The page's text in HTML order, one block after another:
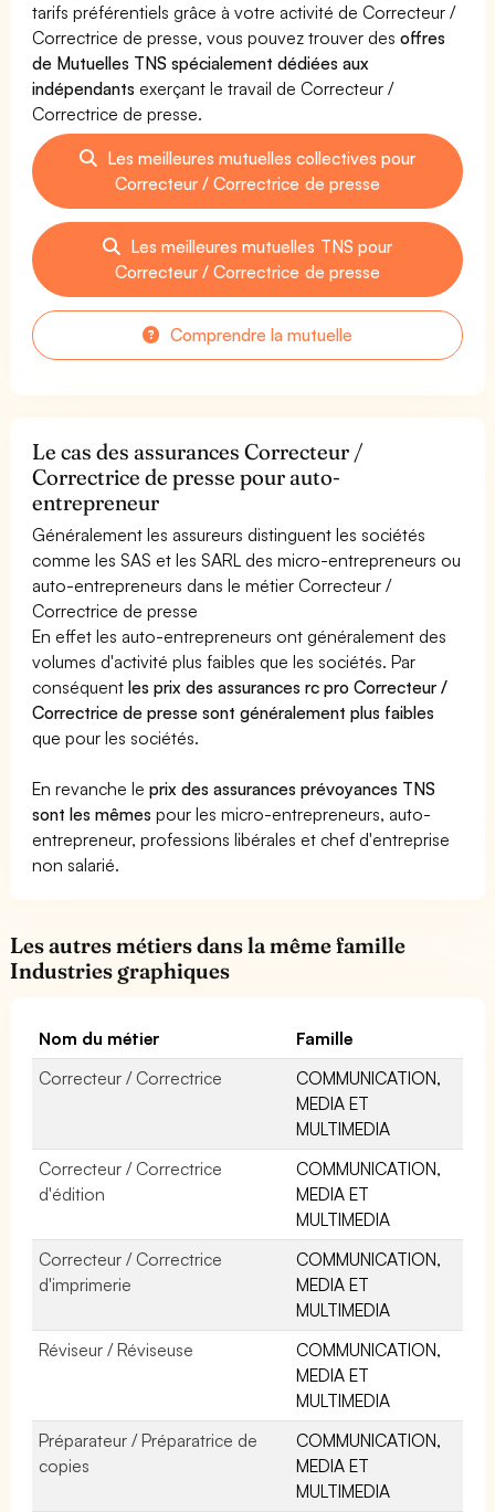
tarifs préférentiels grâce à votre activité de Correcteur /
Correctrice de presse, vous pouvez trouver desoffres
de Mutuelles TNS spécialement dédiées aux
indépendants exerçant le travail de Correcteur /
Correctrice de presse.
Les meilleures mutuelles collectives pour
Correcteur / Correctrice de presse
Les meilleures mutuelles TNS pour
Correcteur / Correctrice de presse
Comprendre la mutuelle
Le cas des assurances Correcteur /
Correctrice de presse pour auto-
entrepreneur
Généralement les assureurs distinguent les sociétés
comme les SAS et les SARL des micro-entrepreneurs ou
auto-entrepreneurs dans le métier Correcteur /
Correctrice de presse
En effet les auto-entrepreneurs ont généralement des
volumes d'activité plus faibles que les sociétés. Par
conséquentles prix des assurances rc pro Correcteur /
Correctrice de presse sont généralement plus faibles
que pour les sociétés.
En revanche leprix des assurances prévoyances TNS
sont les mêmes pour les micro-entrepreneurs, auto-
entrepreneur, professions libérales et chef d'entreprise
non salarié.
Les autres métiers dans la même famille
Industries graphiques
Nom du métier
Famille
Correcteur / Correctrice
COMMUNICATION,
MEDIA ET
MULTIMEDIA
Correcteur / Correctrice
d'édition
COMMUNICATION,
MEDIA ET
MULTIMEDIA
Correcteur / Correctrice
d'imprimerie
COMMUNICATION,
MEDIA ET
MULTIMEDIA
Réviseur / Réviseuse
COMMUNICATION,
MEDIA ET
MULTIMEDIA
Préparateur / Préparatrice de
copies
COMMUNICATION,
MEDIA ET
MULTIMEDIA